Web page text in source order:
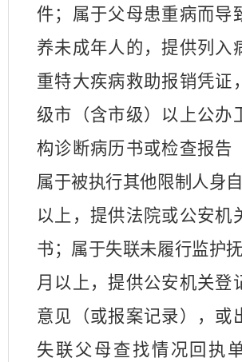
件；属于父母患重病而导
养未成年人的，提供列入
重特大疾病救助报销凭证
级市（含市级）以上公办
构诊断病历书或检查报告
属于被执行其他限制人身
以上，提供法院或公安机
书；属于失联未履行监护
月以上，提供公安机关登
意见（或报案记录），或
失联父母查找情况回执